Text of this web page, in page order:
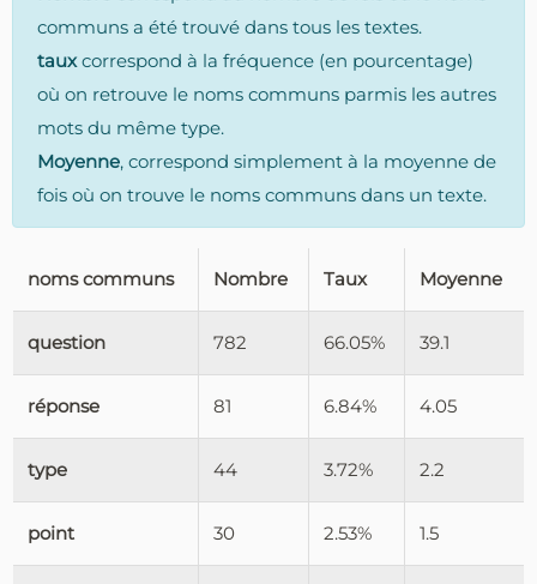
communs a été trouvé dans tous les textes.
tauxcorrespond à la fréquence (en pourcentage)
où on retrouve le noms communs parmis les autres
mots du même type.
Moyenne, correspond simplement à la moyenne de
fois où on trouve le noms communs dans un texte.
noms communs Nombre Taux Moyenne
question 782 66.05% 39.1
réponse 81 6.84% 4.05
type 44 3.72% 2.2
point 30 2.53% 1.5